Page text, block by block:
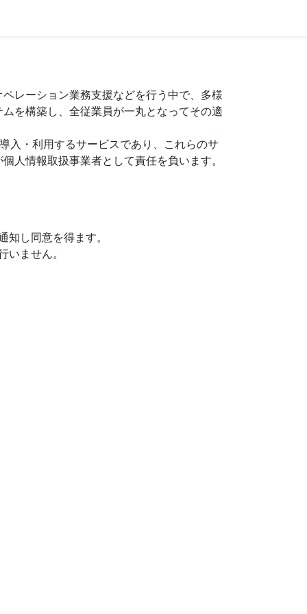
レーション業務支援などを行う中で、多様
を構築し、全従業員が一丸となってその適
入・利用するサービスであり、これらのサ
人情報取扱事業者として責任を負います。
し同意を得ます。
ません。